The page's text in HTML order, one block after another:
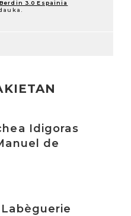
3.0 Espainia
Idigoras
de